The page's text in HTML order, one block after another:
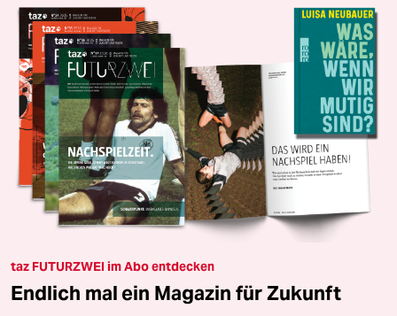
taz FUTURZWEI im Abo entdecken
Endlich mal ein Magazin für Zukunft